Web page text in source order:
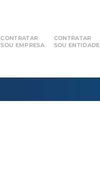
CONTRATAR
SOU EMPRESA
CONTRATAR
SOU ENTIDADE